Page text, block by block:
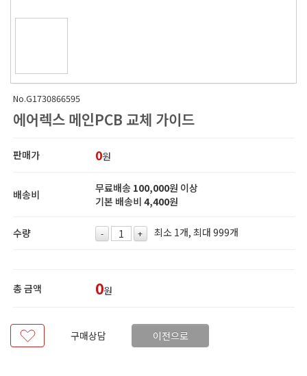
No.G1730866595
에어렉스 메인PCB 교체 가이드
판매가 0원
배송비 무료배송 100,000원 이상
기본 배송비 4,400원
수량 - + 최소 1개, 최대 999개
총 금액 0원
구매상담 이전으로